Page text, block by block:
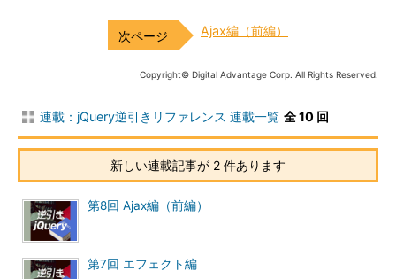
Ajax編（前編）
Copyright© Digital Advantage Corp. All Rights Reserved.
連載：jQuery逆引きリファレンス 連載一覧 全 10 回
新しい連載記事が 2 件あります
第8回 Ajax編（前編）
第7回 エフェクト編